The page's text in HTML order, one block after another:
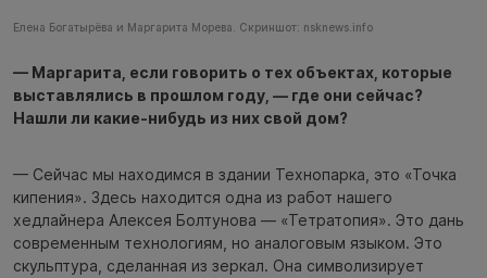
Елена Богатырёва и Маргарита Морева. Скриншот: nsknews.info
— Маргарита, если говорить о тех объектах, которые
выставлялись в прошлом году, — где они сейчас?
Нашли ли какие-нибудь из них свой дом?
— Сейчас мы находимся в здании Технопарка, это «Точка
кипения». Здесь находится одна из работ нашего
хедлайнера Алексея Болтунова — «Тетратопия». Это дань
современным технологиям, но аналоговым языком. Это
скульптура, сделанная из зеркал. Она символизирует